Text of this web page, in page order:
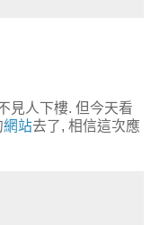
見人下樓. 但今天看
網站去了, 相信這次應